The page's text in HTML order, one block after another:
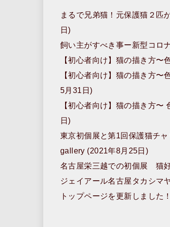
b
o
k
d
n
まるで兄弟猫！元保護猫２匹
日)
飼い主がすべき事ー新型コロ
【初心者向け】猫の描き方
【初心者向け】猫の描き方
5月31日)
【初心者向け】猫の描き方
日)
東京初個展と第1回保護猫チ
gallery (2021年8月25日)
名古屋栄三越での初個展 猫
ジェイアール名古屋タカシマ
トップページを更新しました